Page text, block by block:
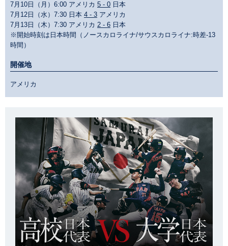
7月10日（月）6:00 アメリカ 5 - 0 日本
7月12日（水）7:30 日本 4 - 3 アメリカ
7月13日（木）7:30 アメリカ 2 - 6 日本
※開始時刻は日本時間（ノースカロライナ/サウスカロライナ:時差-13
時間）
開催地
アメリカ